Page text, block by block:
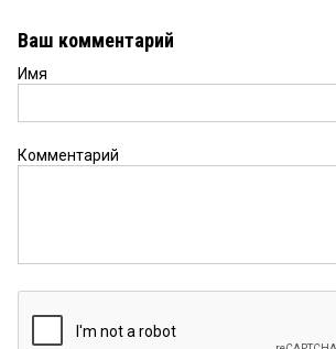
Ваш комментарий
Имя
Комментарий